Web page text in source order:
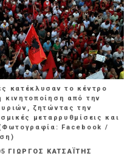
κατέκλυσαν το κέντρο
από την
ζητώντας την
μεταρρυθμίσεις και
Facebook /
ΓΙΩΡΓΟΣ ΚΑΤΣΑΪΤΗΣ